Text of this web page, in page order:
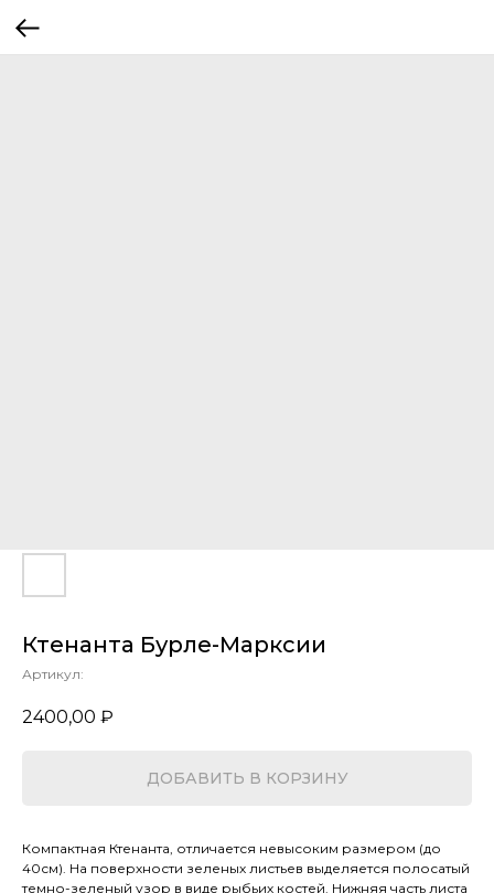
Ктенанта Бурле-Марксии
Артикул:
2400,00 ₽
ДОБАВИТЬ В КОРЗИНУ
Компактная Ктенанта, отличается невысоким размером (до
40см). На поверхности зеленых листьев выделяется полосатый
темно-зеленый узор в виде рыбьих костей. Нижняя часть листа